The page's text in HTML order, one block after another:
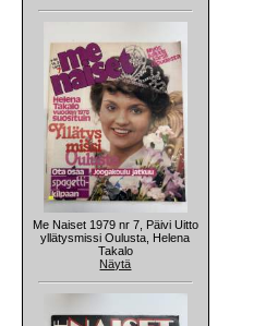
Me Naiset 1979 nr 7, Päivi Uitto
yllätysmissi Oulusta, Helena
Takalo
Näytä